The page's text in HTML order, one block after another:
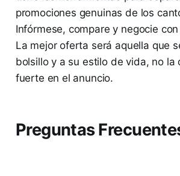
promociones genuinas de los
Infórmese, compare y negocie
La mejor oferta será aquella que
bolsillo y a su estilo de vida, no la
fuerte en el anuncio.
Preguntas